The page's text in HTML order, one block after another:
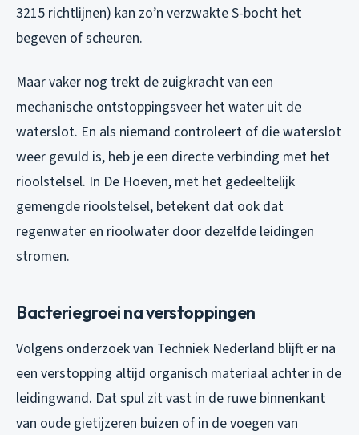
3215 richtlijnen) kan zo’n verzwakte S-bocht het
begeven of scheuren.
Maar vaker nog trekt de zuigkracht van een
mechanische ontstoppingsveer het water uit de
waterslot. En als niemand controleert of die waterslot
weer gevuld is, heb je een directe verbinding met het
rioolstelsel. In De Hoeven, met het gedeeltelijk
gemengde rioolstelsel, betekent dat ook dat
regenwater en rioolwater door dezelfde leidingen
stromen.
Bacteriegroei na verstoppingen
Volgens onderzoek van Techniek Nederland blijft er na
een verstopping altijd organisch materiaal achter in de
leidingwand. Dat spul zit vast in de ruwe binnenkant
van oude gietijzeren buizen of in de voegen van